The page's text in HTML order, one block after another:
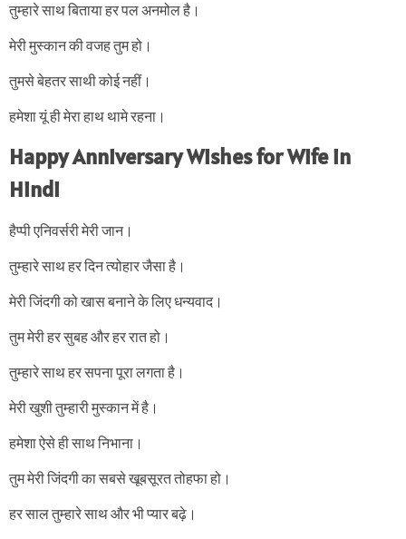
तुम्हारे साथ बिताया हर पल अनमोल है।
मेरी मुस्कान की वजह तुम हो।
तुमसे बेहतर साथी कोई नहीं।
हमेशा यूं ही मेरा हाथ थामे रहना।
Happy Anniversary Wishes for Wife in
Hindi
हैप्पी एनिवर्सरी मेरी जान।
तुम्हारे साथ हर दिन त्योहार जैसा है।
मेरी जिंदगी को खास बनाने के लिए धन्यवाद।
तुम मेरी हर सुबह और हर रात हो।
तुम्हारे साथ हर सपना पूरा लगता है।
मेरी खुशी तुम्हारी मुस्कान में है।
हमेशा ऐसे ही साथ निभाना।
तुम मेरी जिंदगी का सबसे खूबसूरत तोहफा हो।
हर साल तुम्हारे साथ और भी प्यार बढ़े।